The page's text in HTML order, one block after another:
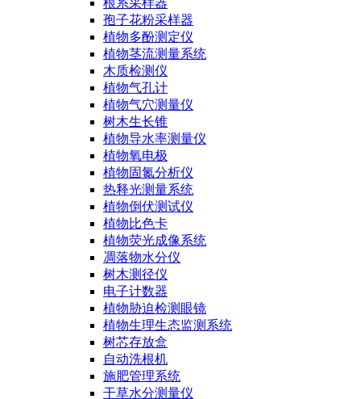
孢子花粉采样器
植物多酚测定仪
植物茎流测量系统
木质检测仪
植物气孔计
植物气穴测量仪
树木生长锥
植物导水率测量仪
植物氧电极
植物固氮分析仪
热释光测量系统
植物倒伏测试仪
植物比色卡
植物荧光成像系统
凋落物水分仪
树木测径仪
电子计数器
植物胁迫检测眼镜
植物生理生态监测系统
树芯存放盒
自动洗根机
施肥管理系统
干草水分测量仪